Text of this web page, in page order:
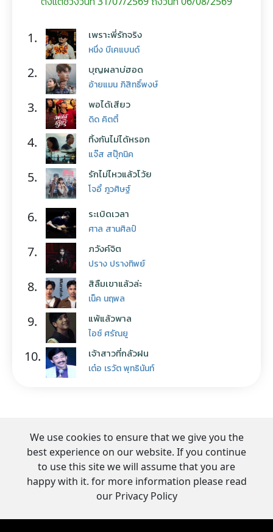
1. เพราะพี่รักจริง
หนึ่ง บีเคแบนด์
2. บุญผลาบ่ฮอด
อ้ายแมน ภิสิทธิ์พงษ์
3. พอได้เสียว
ดิด คิตตี้
4. ทิ้งกันไม่ได้หรอก
แจ๊ส สปุ๊กนิค
5. รักไม่ไหวแล้วโว้ย
โจอี้ ภูวศิษฐ์
6. ระเบิดเวลา
ศาล สานศิลป์
7. ภวังค์จิต
ปราง ปรางทิพย์
8. สิลืมเขาแล้วล่ะ
เน็ค นฤพล
9. แพ้แล้วพาล
ไอซ์ ศรัณยู
10. เจ้าสาวที่กลัวฝน
เต๋อ เรวัต พุทธินันท์
We use cookies to ensure that we give you the
best experience on our website. If you continue
to use this site we will assume that you are
happy with it. for more information please read
our Privacy Policy